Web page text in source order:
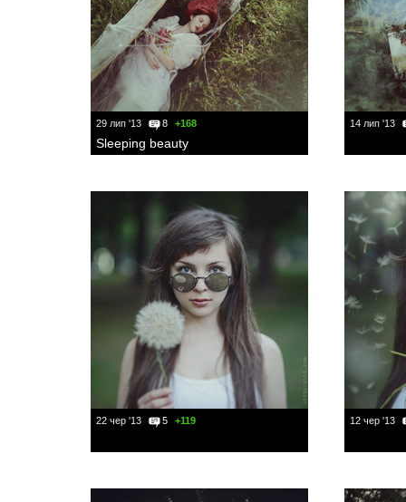
29 лип '13 8 +168
Sleeping beauty
14 лип '13
22 чер '13 5 +119 12 чер '13